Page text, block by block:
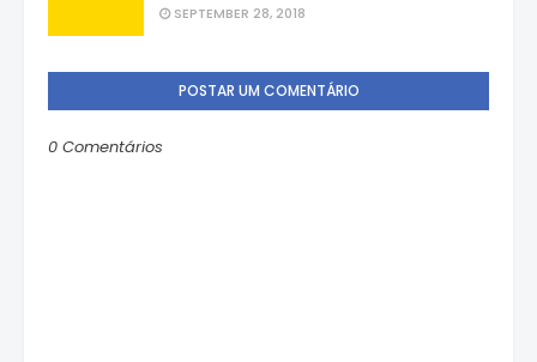
SEPTEMBER 28, 2018
POSTAR UM COMENTÁRIO
0 Comentários